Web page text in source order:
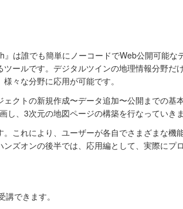
は誰でも簡単にノーコードでWeb公開可能な
ールです。デジタルツインの地理情報分野だ
々な分野に応用が可能です。
クトの新規作成〜データ追加〜公開までの基本
、3次元の地図ページの構築を行なっていきま
これにより、ユーザーが各自でさまざまな機能
ズオンの後半では、応用編として、実際にプ
できます。